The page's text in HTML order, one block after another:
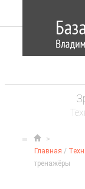
Главная /
тренажёры